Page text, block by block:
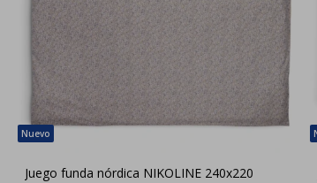
Juego funda nórdica NIKOLINE 240x220